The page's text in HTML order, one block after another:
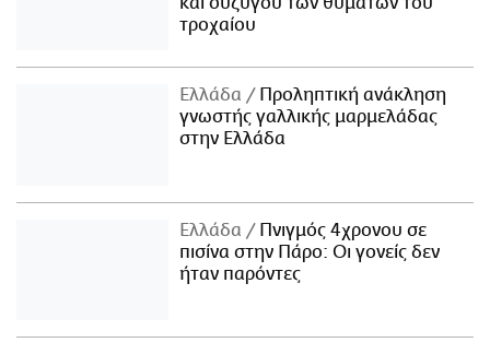
τροχαίου
Ελλάδα
Προληπτική ανάκληση
γνωστής γαλλικής μαρμελάδας
στην Ελλάδα
Ελλάδα
Πνιγμός 4χρονου σε
πισίνα στην Πάρο: Οι γονείς δεν
ήταν παρόντες